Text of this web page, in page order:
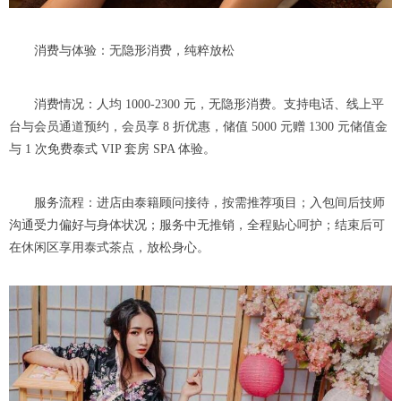
消费与体验：无隐形消费，纯粹放松
消费情况：人均 1000-2300 元，无隐形消费。支持电话、线上平
台与会员通道预约，会员享 8 折优惠，储值 5000 元赠 1300 元储值金
与 1 次免费泰式 VIP 套房 SPA 体验。
服务流程：进店由泰籍顾问接待，按需推荐项目；入包间后技师
沟通受力偏好与身体状况；服务中无推销，全程贴心呵护；结束后可
在休闲区享用泰式茶点，放松身心。